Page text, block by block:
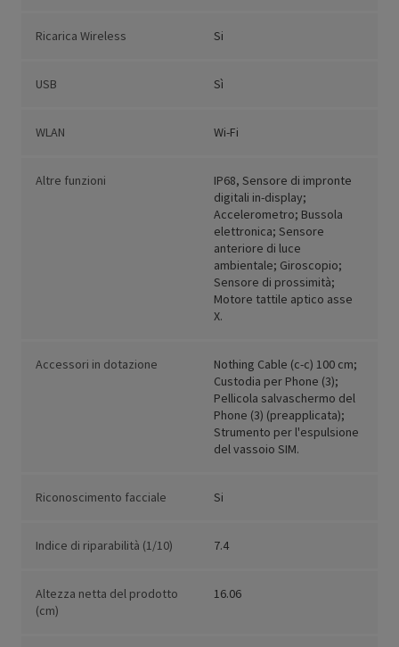
Ricarica Wireless Si
USB Sì
WLAN Wi-Fi
Altre funzioni
IP68, Sensore di impronte
digitali in-display;
Accelerometro; Bussola
elettronica; Sensore
anteriore di luce
ambientale; Giroscopio;
Sensore di prossimità;
Motore tattile aptico asse
X.
Accessori in dotazione
Nothing Cable (c-c) 100 cm;
Custodia per Phone (3);
Pellicola salvaschermo del
Phone (3) (preapplicata);
Strumento per l'espulsione
del vassoio SIM.
Riconoscimento facciale Si
Indice di riparabilità (1/10) 7.4
Altezza netta del prodotto
(cm)
16.06